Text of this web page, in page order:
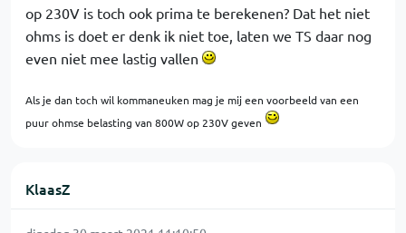
op 230V is toch ook prima te berekenen? Dat het niet
ohms is doet er denk ik niet toe, laten we TS daar nog
even niet mee lastig vallen
Als je dan toch wil kommaneuken mag je mij een voorbeeld van een
puur ohmse belasting van 800W op 230V geven
KlaasZ